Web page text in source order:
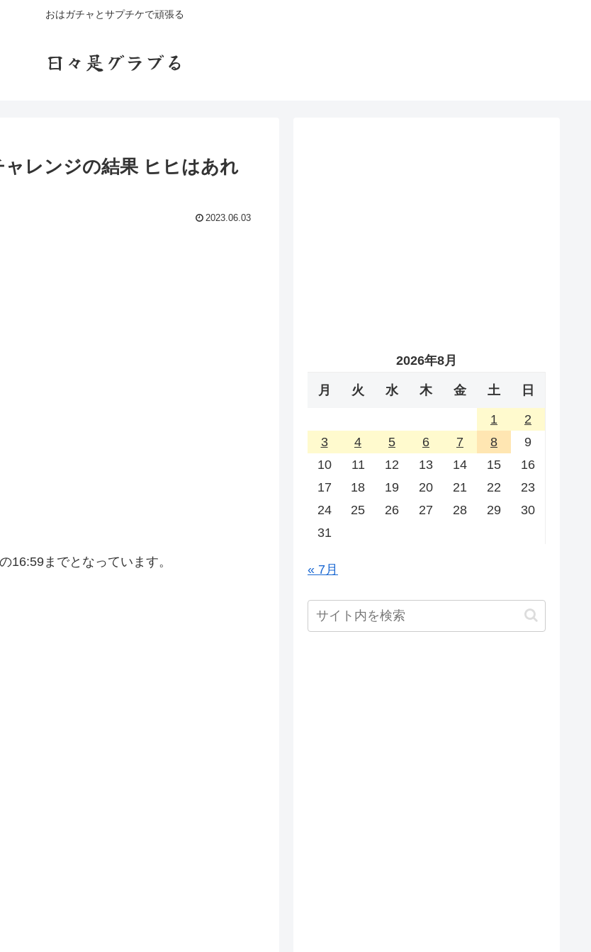
おはガチャとサプチケで頑張る
日々是グラブる
ャレンジの結果 ヒヒはあれ
2023.06.03
16:59までとなっています。
2026年8月
月 火 水 木 金 土 日
1
2
3
4 5 6 7 8
9
10
11 12 13 14 15
16
17
18 19 20 21 22
23
24
25 26 27 28 29
30
31
« 7月